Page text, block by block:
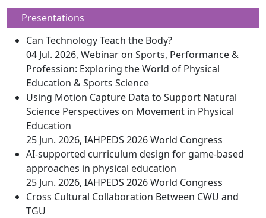
Presentations
Can Technology Teach the Body?
04 Jul. 2026, Webinar on Sports, Performance &
Profession: Exploring the World of Physical
Education & Sports Science
Using Motion Capture Data to Support Natural
Science Perspectives on Movement in Physical
Education
25 Jun. 2026, IAHPEDS 2026 World Congress
AI-supported curriculum design for game-based
approaches in physical education
25 Jun. 2026, IAHPEDS 2026 World Congress
Cross Cultural Collaboration Between CWU and
TGU